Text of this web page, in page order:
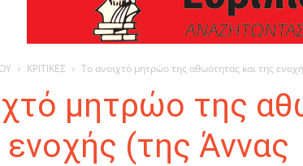
ΚΡΙΤΙΚΕΣ Το ανοιχτό μητρώο της αθωότητας και της
μητρώο της
ενοχής (της Άννας